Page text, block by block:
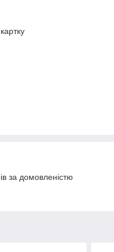
за домовленістю